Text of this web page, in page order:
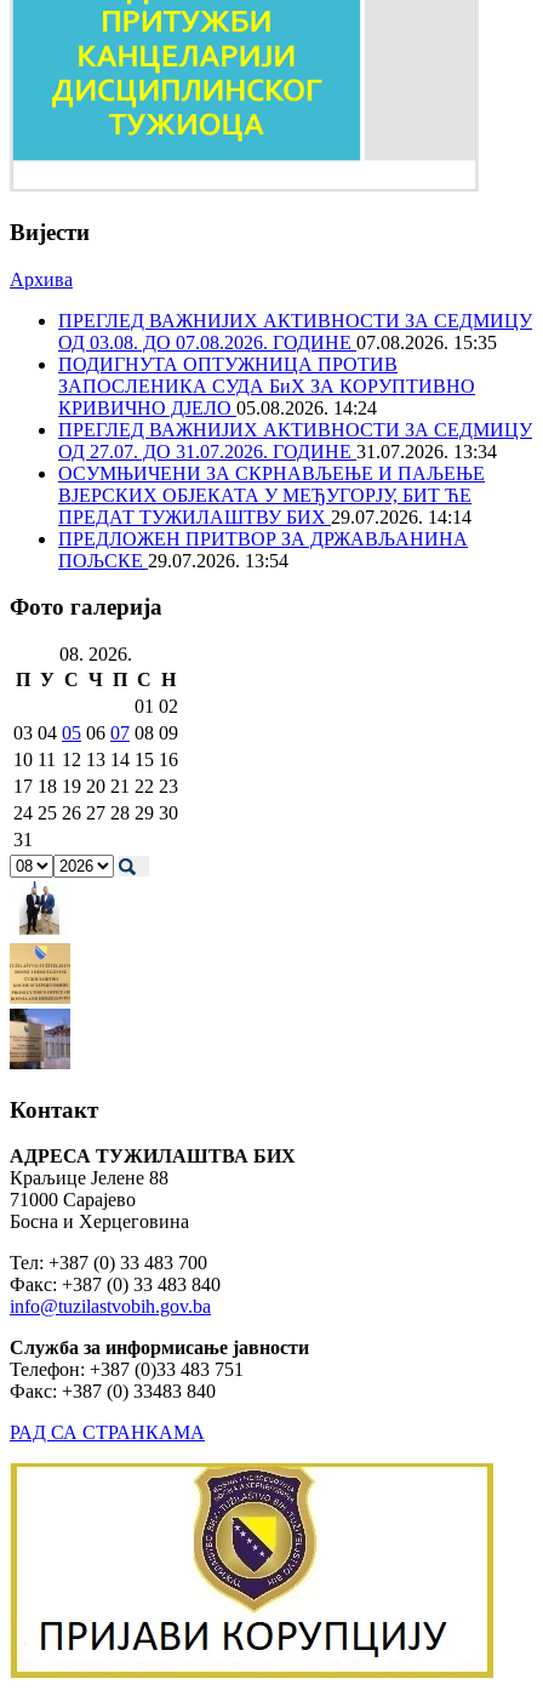
Вијести
Архива
ПРЕГЛЕД ВАЖНИЈИХ АКТИВНОСТИ ЗА СЕДМИЦУ
ОД 03.08. ДО 07.08.2026. ГОДИНЕ 07.08.2026. 15:35
ПОДИГНУТА ОПТУЖНИЦА ПРОТИВ
ЗАПОСЛЕНИКА СУДА БиХ ЗА КОРУПТИВНО
КРИВИЧНО ДЈЕЛО 05.08.2026. 14:24
ПРЕГЛЕД ВАЖНИЈИХ АКТИВНОСТИ ЗА СЕДМИЦУ
ОД 27.07. ДО 31.07.2026. ГОДИНЕ 31.07.2026. 13:34
ОСУМЊИЧЕНИ ЗА СКРНАВЉЕЊЕ И ПАЉЕЊЕ
ВЈЕРСКИХ ОБЈЕКАТА У МЕЂУГОРЈУ, БИТ ЋЕ
ПРЕДАТ ТУЖИЛАШТВУ БИХ 29.07.2026. 14:14
ПРЕДЛОЖЕН ПРИТВОР ЗА ДРЖАВЉАНИНА
ПОЉСКЕ 29.07.2026. 13:54
Фото галерија
08. 2026.
П У С Ч П С Н
01 02
03 04 05 06 07 08 09
10 11 12 13 14 15 16
17 18 19 20 21 22 23
24 25 26 27 28 29 30
31
Контакт
АДРЕСА ТУЖИЛАШТВА БИХ
Краљице Јелене 88
71000 Сарајево
Босна и Херцеговина
Тел: +387 (0) 33 483 700
Факс: +387 (0) 33 483 840
info@tuzilastvobih.gov.ba
Служба за информисање јавности
Телефон: +387 (0)33 483 751
Факс: +387 (0) 33483 840
РАД СА СТРАНКАМА